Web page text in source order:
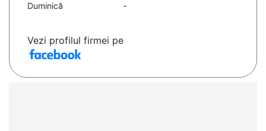
Duminică
-
Vezi profilul firmei pe